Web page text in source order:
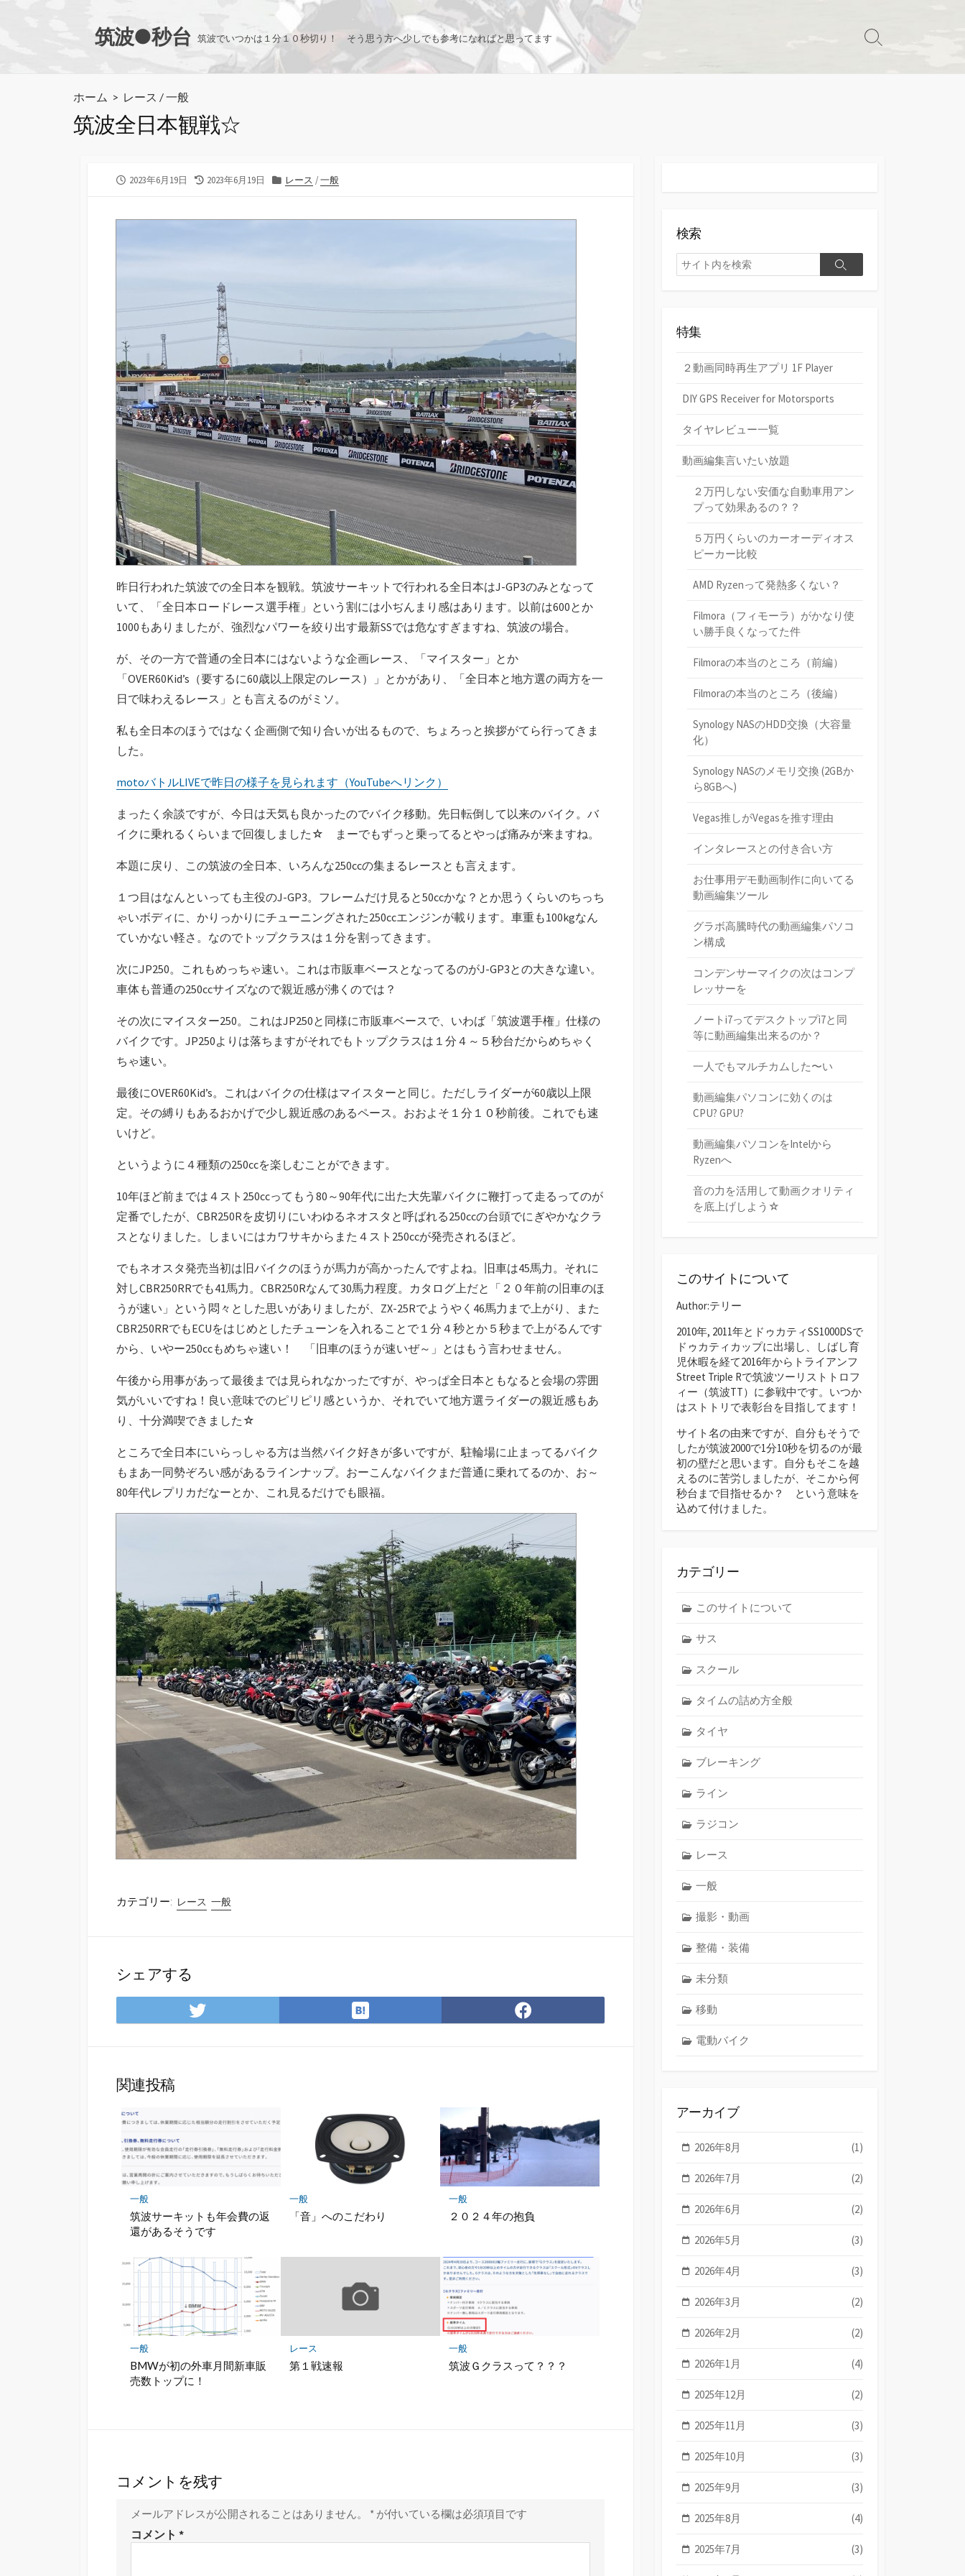
筑波●秒台 筑波でいつかは１分１０秒切り！ そう思う方へ少しでも参考になればと思ってます
検
切
ホーム > レース /一般
筑波全日本観戦☆
公
2023年6月19日
最
新
2023年6月19日
カ
リ
レース /一般
昨日行われた筑波での全日本を観戦。筑波サーキットで行われる全日本はJ-GP3のみとなって
いて、「全日本ロードレース選手権」という割には小ぢんまり感はあります。以前は600とか
1000もありましたが、強烈なパワーを絞り出す最新SSでは危なすぎますね、筑波の場合。
が、その一方で普通の全日本にはないような企画レース、「マイスター」とか
「OVER60Kid’s（要するに60歳以上限定のレース）」とかがあり、「全日本と地方選の両方を一
日で味わえるレース」とも言えるのがミソ。
私も全日本のほうではなく企画側で知り合いが出るもので、ちょろっと挨拶がてら行ってきま
した。
motoバトルLIVEで昨日の様子を見られます（YouTubeへリンク）
まったく余談ですが、今日は天気も良かったのでバイク移動。先日転倒して以来のバイク。バ
イクに乗れるくらいまで回復しました☆ まーでもずっと乗ってるとやっぱ痛みが来ますね。
本題に戻り、この筑波の全日本、いろんな250ccの集まるレースとも言えます。
１つ目はなんといっても主役のJ-GP3。フレームだけ見ると50ccかな？とか思うくらいのちっち
ゃいボディに、かりっかりにチューニングされた250ccエンジンが載ります。車重も100kgなん
ていかない軽さ。なのでトップクラスは１分を割ってきます。
次にJP250。これもめっちゃ速い。これは市販車ベースとなってるのがJ-GP3との大きな違い。
車体も普通の250ccサイズなので親近感が沸くのでは？
その次にマイスター250。これはJP250と同様に市販車ベースで、いわば「筑波選手権」仕様の
バイクです。JP250よりは落ちますがそれでもトップクラスは１分４～５秒台だからめちゃく
ちゃ速い。
最後にOVER60Kid’s。これはバイクの仕様はマイスターと同じ。ただしライダーが60歳以上限
定。その縛りもあるおかげで少し親近感のあるペース。おおよそ１分１０秒前後。これでも速
いけど。
というように４種類の250ccを楽しむことができます。
10年ほど前までは４スト250ccってもう80～90年代に出た大先輩バイクに鞭打って走るってのが
定番でしたが、CBR250Rを皮切りにいわゆるネオスタと呼ばれる250ccの台頭でにぎやかなクラ
スとなりました。しまいにはカワサキからまた４スト250ccが発売されるほど。
でもネオスタ発売当初は旧バイクのほうが馬力が高かったんですよね。旧車は45馬力。それに
対しCBR250RRでも41馬力。CBR250Rなんて30馬力程度。カタログ上だと「２０年前の旧車のほ
うが速い」という悶々とした思いがありましたが、ZX-25Rでようやく46馬力まで上がり、また
CBR250RRでもECUをはじめとしたチューンを入れることで１分４秒とか５秒まで上がるんです
から、いやー250ccもめちゃ速い！ 「旧車のほうが速いぜ～」とはもう言わせません。
午後から用事があって最後までは見られなかったですが、やっぱ全日本ともなると会場の雰囲
気がいいですね！良い意味でのピリピリ感というか、それでいて地方選ライダーの親近感もあ
り、十分満喫できました☆
ところで全日本にいらっしゃる方は当然バイク好きが多いですが、駐輪場に止まってるバイク
もまあ一同勢ぞろい感があるラインナップ。おーこんなバイクまだ普通に乗れてるのか、お～
80年代レプリカだなーとか、これ見るだけでも眼福。
カテゴリー: レース 一般
シェアする
Twitter
で
は
て
マ
ー
ク
に
保
Facebook
で
関連投稿
一般
筑波サーキットも年会費の返
還があるそうです
一般
「音」へのこだわり
一般
２０２４年の抱負
一般
BMWが初の外車月間新車販
売数トップに！
レース
第１戦速報
一般
筑波Ｇクラスって？？？
コメントを残す
メールアドレスが公開されることはありません。 * が付いている欄は必須項目です
コメント *
検索
検
索
検
特集
２動画同時再生アプリ 1F Player
DIY GPS Receiver for Motorsports
タイヤレビュー一覧
動画編集言いたい放題
２万円しない安価な自動車用アン
プって効果あるの？？
５万円くらいのカーオーディオス
ピーカー比較
AMD Ryzenって発熱多くない？
Filmora（フィモーラ）がかなり使
い勝手良くなってた件
Filmoraの本当のところ（前編）
Filmoraの本当のところ（後編）
Synology NASのHDD交換（大容量
化）
Synology NASのメモリ交換 (2GBか
ら8GBへ)
Vegas推しがVegasを推す理由
インタレースとの付き合い方
お仕事用デモ動画制作に向いてる
動画編集ツール
グラボ高騰時代の動画編集パソコ
ン構成
コンデンサーマイクの次はコンプ
レッサーを
ノートi7ってデスクトップi7と同
等に動画編集出来るのか？
一人でもマルチカムした〜い
動画編集パソコンに効くのは
CPU? GPU?
動画編集パソコンをIntelから
Ryzenへ
音の力を活用して動画クオリティ
を底上げしよう☆
このサイトについて
Author:テリー
2010年, 2011年とドゥカティSS1000DSで
ドゥカティカップに出場し、しばし育
児休暇を経て2016年からトライアンフ
Street Triple Rで筑波ツーリストトロフ
ィー（筑波TT）に参戦中です。いつか
はストトリで表彰台を目指してます！
サイト名の由来ですが、自分もそうで
したが筑波2000で1分10秒を切るのが最
初の壁だと思います。自分もそこを越
えるのに苦労しましたが、そこから何
秒台まで目指せるか？ という意味を
込めて付けました。
カテゴリー
このサイトについて
サス
スクール
タイムの詰め方全般
タイヤ
ブレーキング
ライン
ラジコン
レース
一般
撮影・動画
整備・装備
未分類
移動
電動バイク
アーカイブ
2026年8月 (1)
2026年7月 (2)
2026年6月 (2)
2026年5月 (3)
2026年4月 (3)
2026年3月 (2)
2026年2月 (2)
2026年1月 (4)
2025年12月 (2)
2025年11月 (3)
2025年10月 (3)
2025年9月 (3)
2025年8月 (4)
2025年7月 (3)